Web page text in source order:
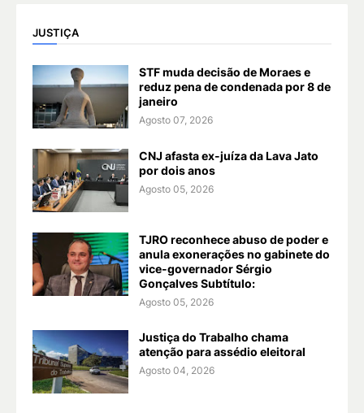
JUSTIÇA
STF muda decisão de Moraes e
reduz pena de condenada por 8 de
janeiro
Agosto 07, 2026
CNJ afasta ex-juíza da Lava Jato
por dois anos
Agosto 05, 2026
TJRO reconhece abuso de poder e
anula exonerações no gabinete do
vice-governador Sérgio
Gonçalves Subtítulo:
Agosto 05, 2026
Justiça do Trabalho chama
atenção para assédio eleitoral
Agosto 04, 2026